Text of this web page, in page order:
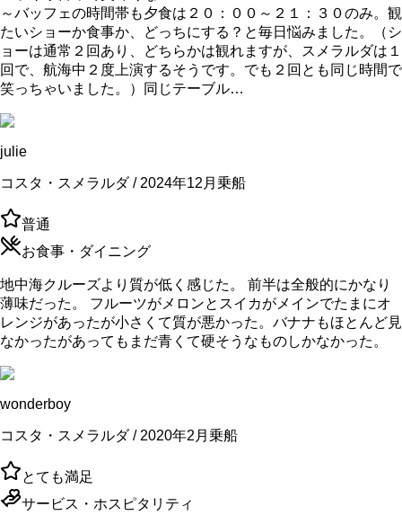
～バッフェの時間帯も夕食は２０：００～２１：３０のみ。観
たいショーか食事か、どっちにする？と毎日悩みました。（シ
ョーは通常２回あり、どちらかは観れますが、スメラルダは１
回で、航海中２度上演するそうです。でも２回とも同じ時間で
笑っちゃいました。）同じテーブル…
julie
コスタ・スメラルダ / 2024年12月乗船
普通
お食事・ダイニング
地中海クルーズより質が低く感じた。 前半は全般的にかなり
薄味だった。 フルーツがメロンとスイカがメインでたまにオ
レンジがあったが小さくて質が悪かった。バナナもほとんど見
なかったがあってもまだ青くて硬そうなものしかなかった。
wonderboy
コスタ・スメラルダ / 2020年2月乗船
とても満足
サービス・ホスピタリティ